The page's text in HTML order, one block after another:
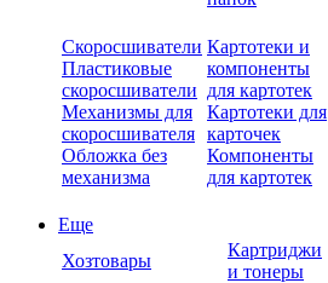
Скоросшиватели
Пластиковые
скоросшиватели
Механизмы для
скоросшивателя
Обложка без
механизма
Картотеки и
компоненты
для картотек
Картотеки для
карточек
Компоненты
для картотек
Еще
Хозтовары
Картриджи
и тонеры